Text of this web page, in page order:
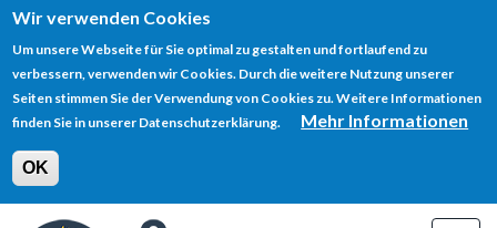
Wir verwenden Cookies
Um unsere Webseite für Sie optimal zu gestalten und fortlaufend zu
verbessern, verwenden wir Cookies. Durch die weitere Nutzung unserer
Seiten stimmen Sie der Verwendung von Cookies zu. Weitere Informationen
finden Sie in unserer Datenschutzerklärung.
Mehr Informationen
OK